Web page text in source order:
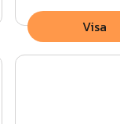
Visa